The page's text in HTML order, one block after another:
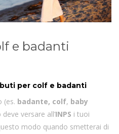
e badanti
per colf e badanti
(es. badante, colf, baby
versare all’INPS i tuoi
modo quando smetterai di